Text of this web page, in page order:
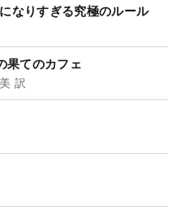
なりすぎる究極のルール
果てのカフェ
訳